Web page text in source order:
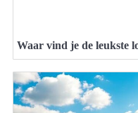
Waar vind je de leukste